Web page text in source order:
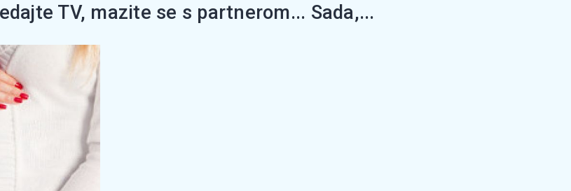
TV, mazite se s partnerom... Sada,...